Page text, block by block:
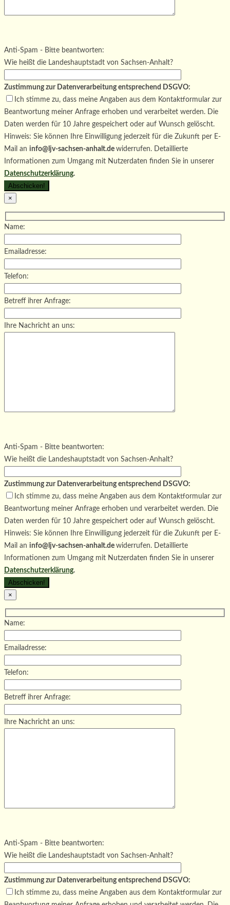
Bitte lasse dieses Feld leer.
Anti-Spam - Bitte beantworten:
Wie heißt die Landeshauptstadt von Sachsen-Anhalt?
Zustimmung zur Datenverarbeitung entsprechend DSGVO:
Ich stimme zu, dass meine Angaben aus dem Kontaktformular zur
Beantwortung meiner Anfrage erhoben und verarbeitet werden. Die
Daten werden für 10 Jahre gespeichert oder auf Wunsch gelöscht.
Hinweis: Sie können Ihre Einwilligung jederzeit für die Zukunft per E-
Mail an info@ljv-sachsen-anhalt.de widerrufen. Detaillierte
Informationen zum Umgang mit Nutzerdaten finden Sie in unserer
Datenschutzerklärung.
×
Name:
Emailadresse:
Telefon:
Betreff ihrer Anfrage:
Ihre Nachricht an uns:
Bitte lasse dieses Feld leer.
Anti-Spam - Bitte beantworten:
Wie heißt die Landeshauptstadt von Sachsen-Anhalt?
Zustimmung zur Datenverarbeitung entsprechend DSGVO:
Ich stimme zu, dass meine Angaben aus dem Kontaktformular zur
Beantwortung meiner Anfrage erhoben und verarbeitet werden. Die
Daten werden für 10 Jahre gespeichert oder auf Wunsch gelöscht.
Hinweis: Sie können Ihre Einwilligung jederzeit für die Zukunft per E-
Mail an info@ljv-sachsen-anhalt.de widerrufen. Detaillierte
Informationen zum Umgang mit Nutzerdaten finden Sie in unserer
Datenschutzerklärung.
×
Name:
Emailadresse:
Telefon:
Betreff ihrer Anfrage:
Ihre Nachricht an uns:
Bitte lasse dieses Feld leer.
Anti-Spam - Bitte beantworten:
Wie heißt die Landeshauptstadt von Sachsen-Anhalt?
Zustimmung zur Datenverarbeitung entsprechend DSGVO:
Ich stimme zu, dass meine Angaben aus dem Kontaktformular zur